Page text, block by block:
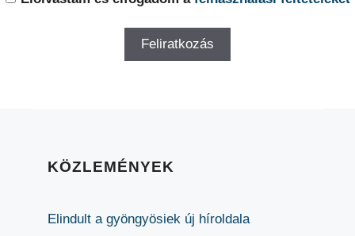
KÖZLEMÉNYEK
Elindult a gyöngyösiek új híroldala